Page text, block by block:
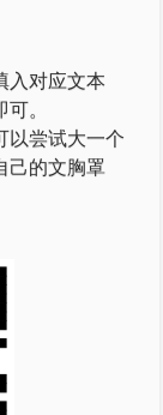
入对应文本
。
以尝试大一个
己的文胸罩